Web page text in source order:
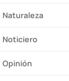
Naturaleza
Noticiero
Opinión